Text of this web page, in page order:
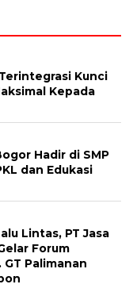
Kunci
Kepada
Hadir di SMP
dan Edukasi
Lintas, PT Jasa
Forum
GT Palimanan